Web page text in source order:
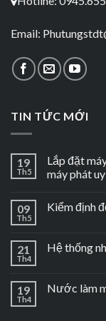
Email:
TIN TỨC MỚI
19
Th5
Lắp đặt
máy phát
09
Th5
Kiểm định
21
Th4
Hệ thống
19
Th4
Nước làm